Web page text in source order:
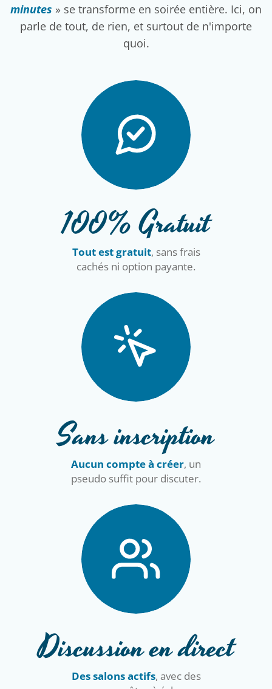
minutes » se transforme en soirée entière. Ici, on
parle de tout, de rien, et surtout de n'importe
quoi.
100% Gratuit
Tout est gratuit, sans frais
cachés ni option payante.
Sans inscription
Aucun compte à créer, un
pseudo suffit pour discuter.
Discussion en direct
Des salons actifs, avec des